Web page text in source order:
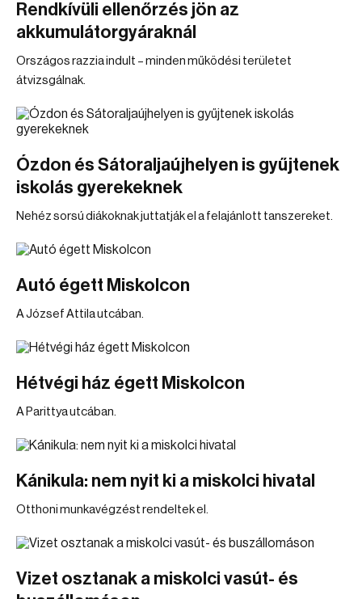
Rendkívüli ellenőrzés jön az
akkumulátorgyáraknál
Országos razzia indult – minden működési területet
átvizsgálnak.
Ózdon és Sátoraljaújhelyen is gyűjtenek
iskolás gyerekeknek
Nehéz sorsú diákoknak juttatják el a felajánlott tanszereket.
Autó égett Miskolcon
A József Attila utcában.
Hétvégi ház égett Miskolcon
A Parittya utcában.
Kánikula: nem nyit ki a miskolci hivatal
Otthoni munkavégzést rendeltek el.
Vizet osztanak a miskolci vasút- és